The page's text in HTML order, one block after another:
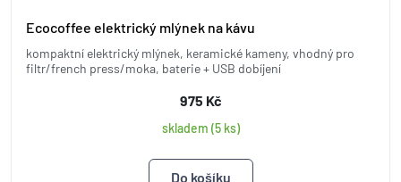
Ecocoffee elektrický mlýnek na kávu
kompaktní elektrický mlýnek, keramické kameny, vhodný pro
filtr/french press/moka, baterie + USB dobíjení
975 Kč
skladem (5 ks)